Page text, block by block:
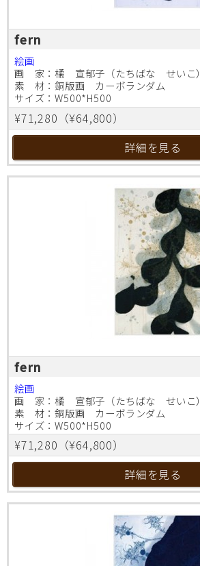
fern
絵画
画 家：橘 宣郁子（たちばな せいこ）
素 材：銅版画 カーボランダム
サイズ：W500*H500
¥71,280（¥64,800）
詳細を見る
fern
絵画
画 家：橘 宣郁子（たちばな せいこ）
素 材：銅版画 カーボランダム
サイズ：W500*H500
¥71,280（¥64,800）
詳細を見る